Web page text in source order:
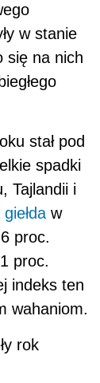
w stanie
się na nich
stał pod
spadki
Tajlandii i
giełda w
proc.
proc.
indeks ten
wahaniom.
rok